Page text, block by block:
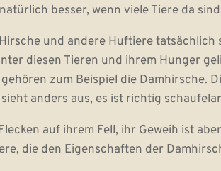
besser, wenn viele Tiere da
und andere Huftiere
diesen Tieren und ihrem Hunger
zum Beispiel die Damhirsche.
anders aus, es ist richtig
auf ihrem Fell, ihr Geweih ist
die den Eigenschaften der